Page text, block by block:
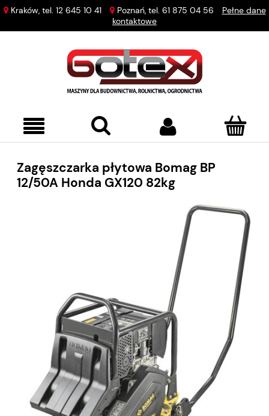
Kraków, tel. 12 645 10 41 Poznań, tel. 61 875 04 56
Pełne dane
kontaktowe
Zagęszczarka płytowa Bomag BP
12/50A Honda GX120 82kg